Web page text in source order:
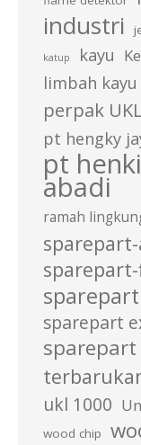
industri
katup kayu
limbah kayu
perpak UKL
pt hengky
pt
abadi
ramah
sparepart
ukl 1000
wood chip